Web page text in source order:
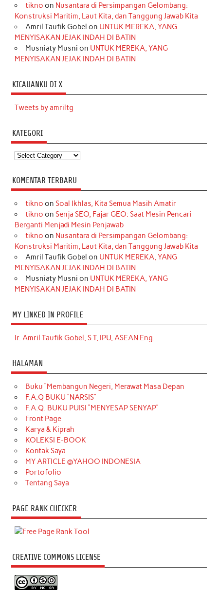
tikno on Nusantara di Persimpangan Gelombang:
Konstruksi Maritim, Laut Kita, dan Tanggung Jawab Kita
Amril Taufik Gobel on UNTUK MEREKA, YANG
MENYISAKAN JEJAK INDAH DI BATIN
Musniaty Musni on UNTUK MEREKA, YANG
MENYISAKAN JEJAK INDAH DI BATIN
KICAUANKU DI X
Tweets by amriltg
KATEGORI
Kategori
KOMENTAR TERBARU
tikno on Soal Ikhlas, Kita Semua Masih Amatir
tikno on Senja SEO, Fajar GEO: Saat Mesin Pencari
Berganti Menjadi Mesin Penjawab
tikno on Nusantara di Persimpangan Gelombang:
Konstruksi Maritim, Laut Kita, dan Tanggung Jawab Kita
Amril Taufik Gobel on UNTUK MEREKA, YANG
MENYISAKAN JEJAK INDAH DI BATIN
Musniaty Musni on UNTUK MEREKA, YANG
MENYISAKAN JEJAK INDAH DI BATIN
MY LINKED IN PROFILE
Ir. Amril Taufik Gobel, S.T, IPU, ASEAN Eng.
HALAMAN
Buku “Membangun Negeri, Merawat Masa Depan
F.A.Q BUKU “NARSIS”
F.A.Q. BUKU PUISI “MENYESAP SENYAP”
Front Page
Karya & Kiprah
KOLEKSI E-BOOK
Kontak Saya
MY ARTICLE @YAHOO INDONESIA
Portofolio
Tentang Saya
PAGE RANK CHECKER
CREATIVE COMMONS LICENSE